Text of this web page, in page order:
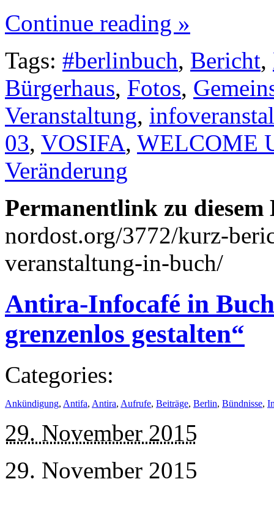
Continue reading »
Tags: #berlinbuch, Bericht,
Bürgerhaus, Fotos,
Veranstaltung,
03, VOSIFA, WELCOME
Veränderung
Permanentlink zu
nordost.org/3772/kurz-
veranstaltung-in-buch/
Antira-Infocafé in
grenzenlos gestalten“
Categories:
Ankündigung, Antifa, Antira, Aufrufe, Beiträge, Berlin, Bündnisse,
29. November 2015
29. November 2015